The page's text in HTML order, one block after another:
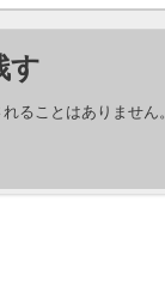
す
ることはありません。